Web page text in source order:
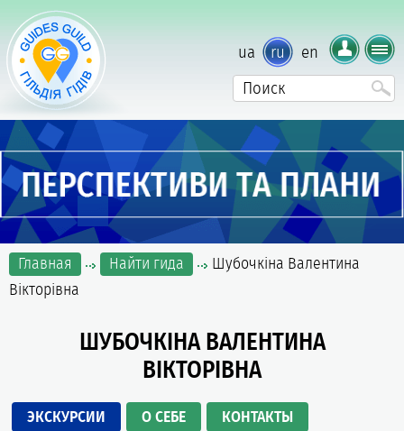
ua ru en
Главная Найти гида
Шубочкіна Валентина
Вікторівна
ШУБОЧКІНА ВАЛЕНТИНА
ВІКТОРІВНА
ЭКСКУРСИИ О СЕБЕ КОНТАКТЫ